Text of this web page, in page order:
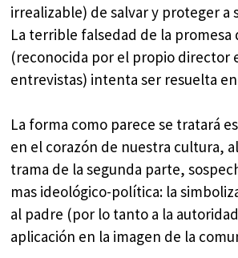
irrealizable) de salvar y proteger a
La terrible falsedad de la promesa
(reconocida por el propio director
entrevistas) intenta ser resuelta
La forma como parece se tratará
en el corazón de nuestra cultura,
trama de la segunda parte,
mas ideológico-política: la
al padre (por lo tanto a la
aplicación en la imagen de la